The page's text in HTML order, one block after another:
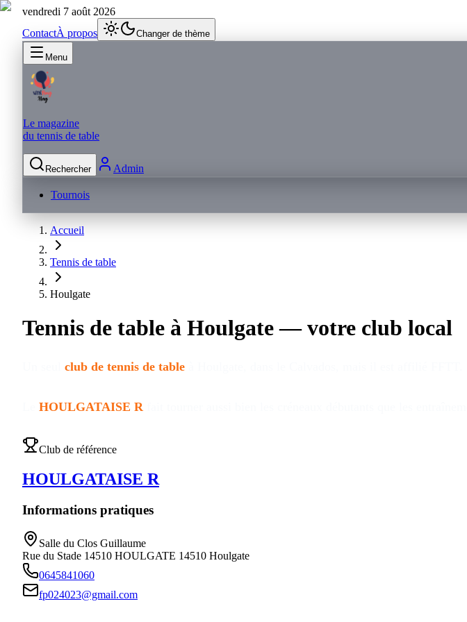
vendredi 7 août 2026
ContactÀ propos Changer de thème
Menu
Le magazine
du tennis de table
Rechercher Admin
Tournois
Accueil
Tennis de table
Houlgate
Tennis de table à Houlgate—votre club local
club de tennis de table
HOULGATAISE R
Club de référence
HOULGATAISE R
Informations pratiques
Salle du Clos Guillaume
Rue du Stade 14510 HOULGATE 14510 Houlgate
0645841060
fp024023@gmail.com